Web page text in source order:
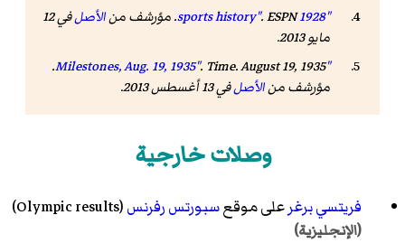
"1928 sports history"
. ESPN. مؤرشف من الأصل
في 12
مايو 2013
.
"Milestones, Aug. 19, 1935"
. Time
. August 19, 1935.
مؤرشف منالأصلفي 13 أغسطس 2013 .
وصلات خارجية
فريتسي برغرعلى موقعسبورتس رفرنس(Olympic results)
(الإنجليزية)